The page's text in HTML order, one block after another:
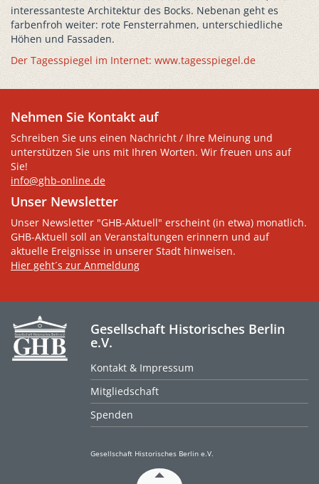
interessanteste Architektur des Bocks. Nebenan geht es
farbenfroh weiter: rote Fensterrahmen, unterschiedliche
Höhen und Fassaden.
Der Tagesspiegel im Internet: www.tagesspiegel.de
Nehmen Sie Kontakt auf
Schreiben Sie uns einen Nachricht / Ihre Meinung und
unterstützen Sie uns mit Ihren Worten. Wir freuen uns auf
Sie!
info@ghb-online.de
Unser Newsletter
Unser Newsletter "GHB-Aktuell" erscheint (in etwa) monatlich.
GHB-Aktuell soll an Veranstaltungen erinnern und auf
aktuelle Ereignisse in unserer Stadt hinweisen.
Hier geht´s zur Anmeldung
Gesellschaft Historisches Berlin
e.V.
Kontakt & Impressum
Mitgliedschaft
Spenden
Gesellschaft Historisches Berlin e.V.